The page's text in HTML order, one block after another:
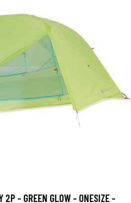
2P - GREEN GLOW - ONESIZE -